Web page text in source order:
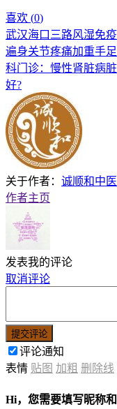
喜欢 (0)
武汉海口三路风湿免
遍身关节疼痛加重手足
科门诊：慢性肾脏病
好?
关于作者： 诚顺和中
作者主页
发表我的评论
取消评论
提交评论
评论通知
表情 贴图 加粗 删除线
Hi，您需要填写昵称和